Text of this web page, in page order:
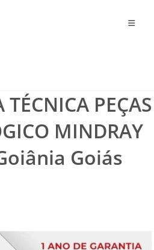
TÉCNICA PEÇAS
MINDRAY
Goiás